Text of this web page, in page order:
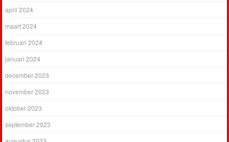
april 2024
maart 2024
februari 2024
januari 2024
december 2023
november 2023
oktober 2023
september 2023